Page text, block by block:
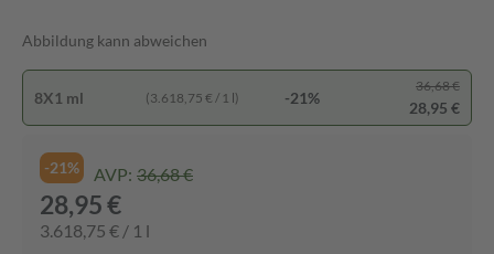
Abbildung kann abweichen
8X1 ml (3.618,75 € / 1 l) -21%
36,68 €
28,95 €
-21% AVP: 36,68 €
28,95 €
3.618,75 € / 1 l